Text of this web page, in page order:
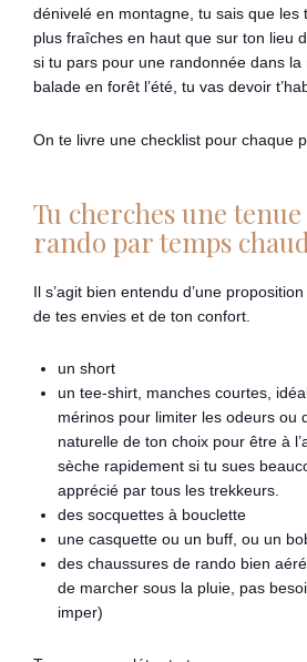
dénivelé en montagne, tu sais que les
plus fraîches en haut que sur ton lieu
si tu pars pour une randonnée dans
balade en forêt l’été, tu vas devoir
On te livre une checklist pour chaque
Tu cherches une
rando par temps chaud
Il s’agit bien entendu d’une
de tes envies et de ton confort.
un short
un tee-shirt, manches courtes,
mérinos pour limiter les odeurs ou
naturelle de ton choix pour être à
sèche rapidement si tu sues
apprécié par tous les trekkeurs.
des socquettes à bouclette
une casquette ou un buff, ou un
des chaussures de rando bien
de marcher sous la pluie, pas
imper)